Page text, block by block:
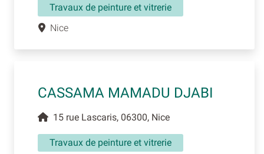
Travaux de peinture et vitrerie
Nice
CASSAMA MAMADU DJABI
15 rue Lascaris, 06300, Nice
Travaux de peinture et vitrerie